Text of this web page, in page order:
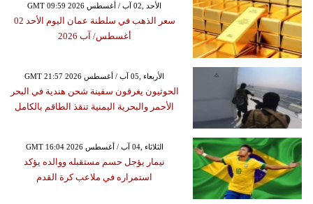
GMT 09:59 2026 الأحد ,02 آب / أغسطس
سعر الذهب في سلطنة عمان اليوم الأحد 02
أغسطس/ آب 2026
GMT 21:57 2026 الأربعاء ,05 آب / أغسطس
الحوثيون يغرقون سفينة شحن هندية في البحر
الأحمر والبحرية اليمنية تنقذ الطاقم بالكامل
GMT 16:04 2026 الثلاثاء ,04 آب / أغسطس
نيمار يؤجل حسم مستقبله ووالده يؤكد
استمراره في ملاعب كرة القدم